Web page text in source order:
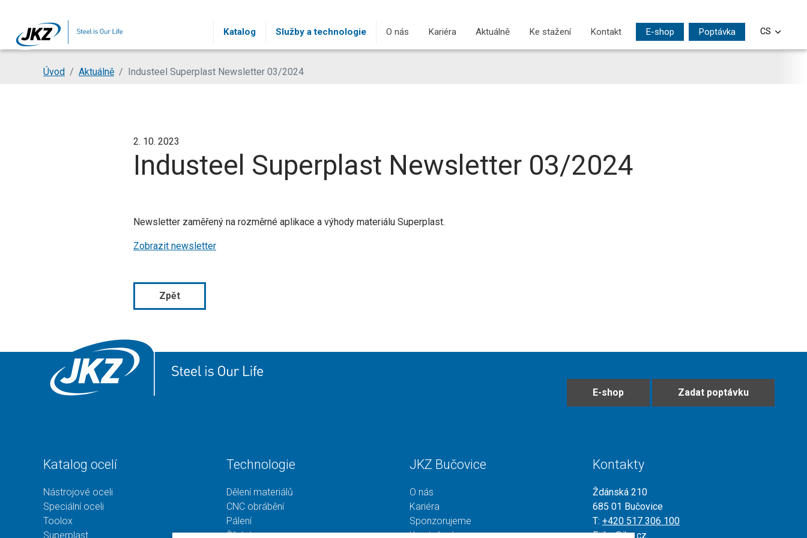
Katalog Služby a technologie O nás Kariéra Aktuálně Ke stažení Kontakt E-shop Poptávka CS
Jsi tady:
Úvod Aktuálně Industeel Superplast Newsletter 03/2024
2. 10. 2023
Industeel Superplast Newsletter 03/2024
Newsletter zaměřený na rozměrné aplikace a výhody materiálu Superplast.
Zobrazit newsletter
Zpět
E-shop Zadat poptávku
Katalog ocelí
Nástrojové oceli
Speciální oceli
Toolox
Superplast
Technologie
Dělení materiálů
CNC obrábění
Pálení
Žíhání
JKZ Bučovice
O nás
Kariéra
Sponzorujeme
Ke stažení
Kontakty
Ždánská 210
685 01 Bučovice
T: +420 517 306 100
E:jkz@jkz.cz